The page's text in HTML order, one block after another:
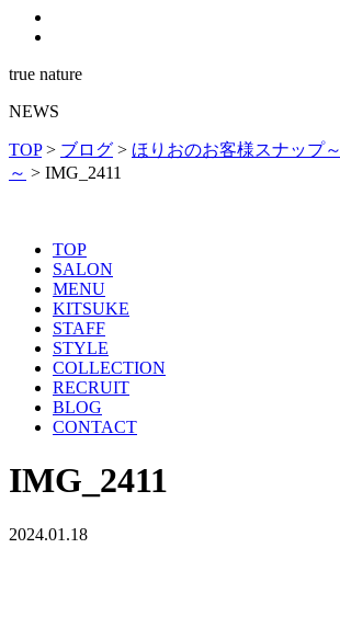
true nature
NEWS
TOP> ブログ > ほりおのお客様スナップ
～ > IMG_2411
TOP
SALON
MENU
KITSUKE
STAFF
STYLE
COLLECTION
RECRUIT
BLOG
CONTACT
IMG_2411
2024.01.18